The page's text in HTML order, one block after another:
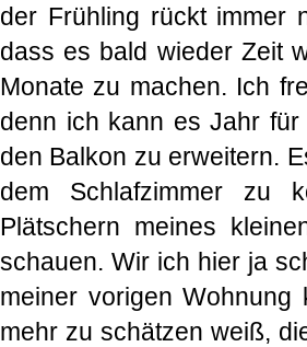
der Frühling rückt immer
dass es bald wieder Zeit
Monate zu machen. Ich
denn ich kann es Jahr
den Balkon zu erweitern.
dem Schlafzimmer zu
Plätschern meines
schauen. Wir ich hier ja
meiner vorigen
mehr zu schätzen weiß,